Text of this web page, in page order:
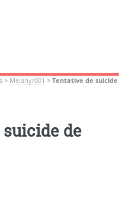
> Melanyr001 > Tentative de suicide
de